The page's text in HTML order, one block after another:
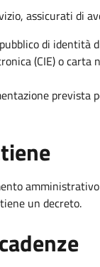
assicurati di
di identità
(CIE) o carta
prevista
un decreto.